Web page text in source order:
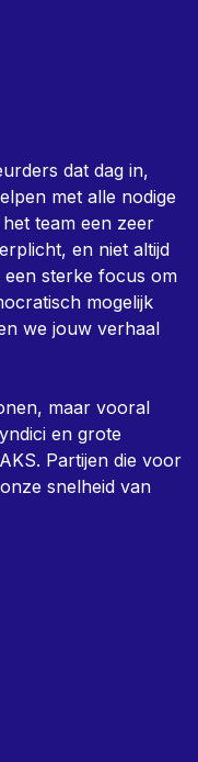
dat dag in,
met alle nodige
team een zeer
en niet altijd
een sterke focus om
mogelijk
we jouw verhaal
maar vooral
en grote
Partijen die voor
snelheid van